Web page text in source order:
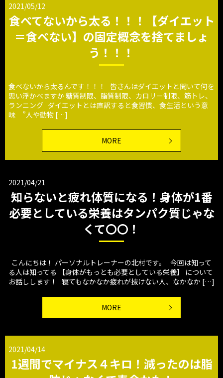
2021/05/12
食べてないから太る！！！【ダイエット
＝食べない】の固定概念を捨てましょ
う！！！
食べないから太るんです！！！ 皆さんはダイエットと聞いて何を
思い浮かべますか 糖質制限、脂質制限、カロリー制限、筋トレ、
ランニング ダイエットとは直訳すると食習慣、食生活という意
味 ”人や動物 […]
MORE
2021/04/21
知らないと疲れ体質になる！身体が1番
必要としている栄養はタンパク質じゃな
くて〇〇！
こんにちは！ パーソナルトレーナーの北村です。 今回は知って
る人は知ってる 【身体がもっとも必要としている栄養】 について
お話しします！ 寝てもなかなか疲れが抜けない人、なかなか […]
MORE
2021/04/14
1週間でマイナス４キロ！減ったのは脂